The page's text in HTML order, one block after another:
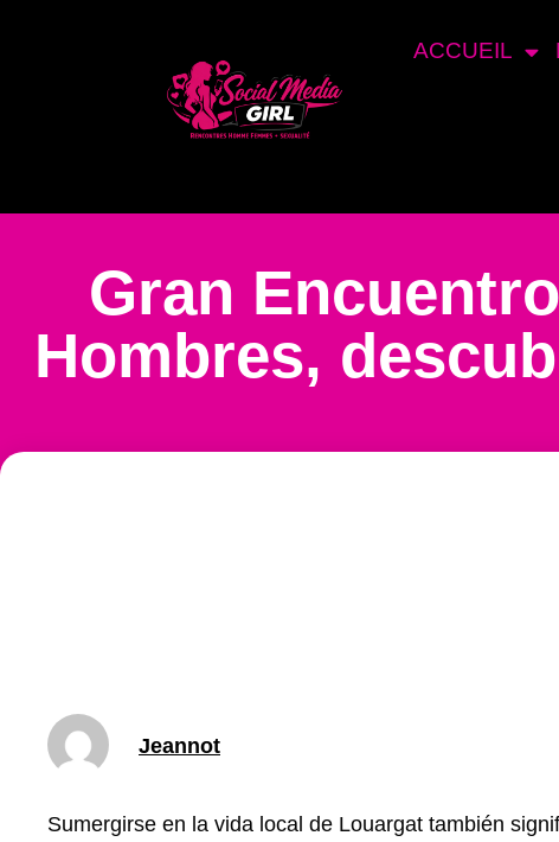
ACCUEIL
Gran
Hombres,
Jeannot
Sumergirse en la vida local de Louargat también